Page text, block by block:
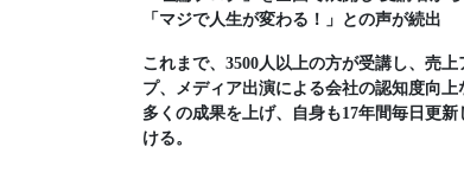
「マジで人生が変わる！」との声が続出
これまで、3500人以上の方が受講し、売上
プ、メディア出演による会社の認知度向上
多くの成果を上げ、自身も17年間毎日更新
ける。